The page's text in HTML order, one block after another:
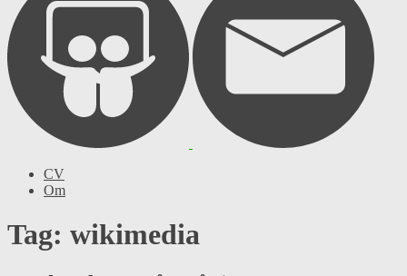
CV
Om
Tag: wikimedia